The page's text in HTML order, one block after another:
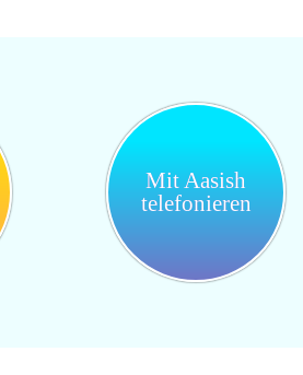
Mit Aasish
telefonieren